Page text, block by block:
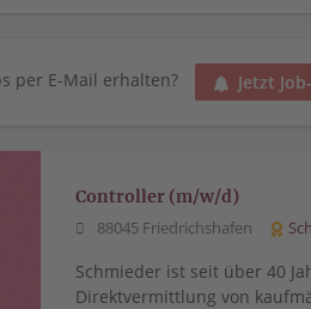
per E-Mail erhalten? Jetzt
Controller (m/w/d)
88045 Friedrichshafen
Schmieder ist seit über 40
Direktvermittlung von